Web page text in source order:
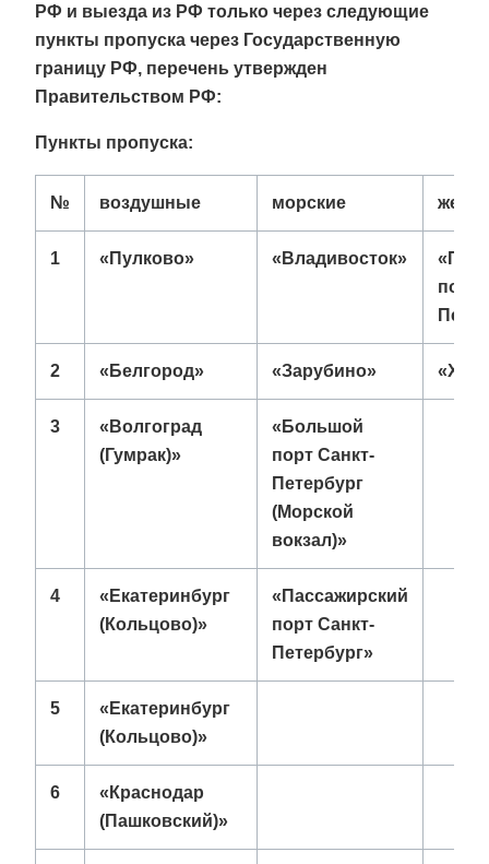
РФ и выезда из РФ только через следующие
пункты пропуска через Государственную
границу РФ, перечень утвержден
Правительством РФ:
Пункты пропуска:
№ воздушные морские
1 «Пулково» «Владивосток»
порт
2 «Белгород» «Зарубино»
3
«Волгоград
(Гумрак)»
«Большой
порт Санкт-
Петербург
(Морской
вокзал)»
4
«Екатеринбург
(Кольцово)»
«Пассажирский
порт Санкт-
Петербург»
5
«Екатеринбург
(Кольцово)»
6
«Краснодар
(Пашковский)»